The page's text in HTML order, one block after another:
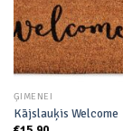
ĢIMENEI
Kājslauķis Welcome